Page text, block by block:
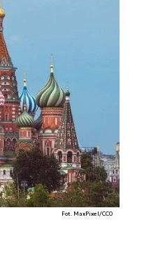
Fot. MaxPixel/CC0